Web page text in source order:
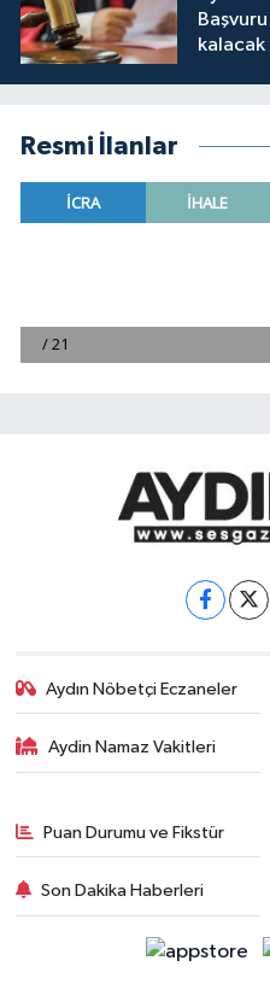
kalacak
Resmi İlanlar
Aydın Nöbetçi Eczaneler
Aydin Namaz Vakitleri
Puan Durumu ve Fikstür
Son Dakika Haberleri